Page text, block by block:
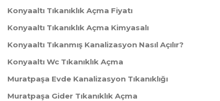
Konyaaltı Tıkanıklık Açma Fiyatı
Konyaaltı Tıkanıklık Açma Kimyasalı
Konyaaltı Tıkanmış Kanalizasyon Nasıl Açılır?
Konyaaltı Wc Tıkanıklık Açma
Muratpaşa Evde Kanalizasyon Tıkanıklığı
Muratpaşa Gider Tıkanıklık Açma